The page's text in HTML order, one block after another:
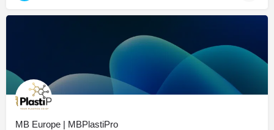
MB Europe | MBPlastiPro